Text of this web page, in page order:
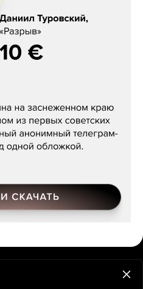
«Разрыв»
НА ЭТОЙ НЕДЕЛЕ